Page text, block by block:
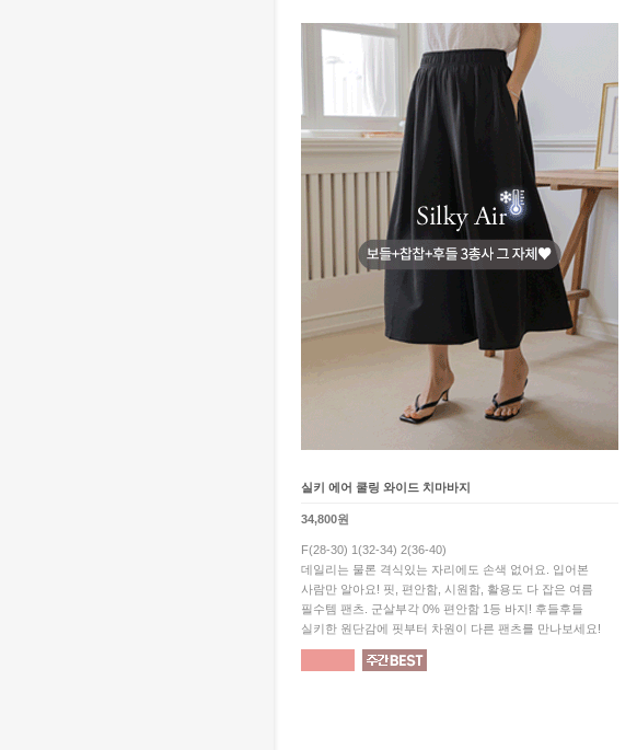
실키 에어 쿨링 와이드 치마바지
34,800원
F(28-30) 1(32-34) 2(36-40)
데일리는 물론 격식있는 자리에도 손색 없어요. 입어본
사람만 알아요! 핏, 편안함, 시원함, 활용도 다 잡은 여름
필수템 팬츠. 군살부각 0% 편안함 1등 바지! 후들후들
실키한 원단감에 핏부터 차원이 다른 팬츠를 만나보세요!